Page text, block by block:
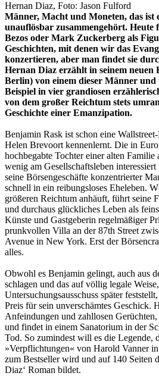
Hernan Diaz, Foto: Jason Fulford
Männer, Macht und Moneten, das ist
unauflösbar zusammengehört.
Bezos oder Mark Zuckerberg als
Geschichten, mit denen wir das
konzertieren, aber man findet sie
Hernan Diaz erzählt in seinem neuen
Berlin) von einem dieser Männer
Beispiel in vier grandiosen
von dem großer Reichtum stets
Geschichte einer Emanzipation.
Benjamin Rask ist schon eine
Helen Brevoort kennenlernt. Die in
hochbegabte Tochter einer alten Familie
wenig am Gesellschaftsleben
seine Börsengeschäfte konzentrierter
schnell in ein reibungsloses Eheleben.
größeren Reichtum anhäuft, führt seine
und durchaus glückliches Leben als
Künste und Gastgeberin regelmäßiger
prunkvollen Villa an der 87th Street
Avenue in New York. Erst der
alles.
Obwohl es Benjamin gelingt, auch aus
schlagen und das auf völlig legale
Untersuchungsausschuss später
Preis für sein unverschämtes Geschick.
Anfeindungen und zahllosen
und findet in einem Sanatorium in der
Tod. So zumindest will es die Legende,
»Verpflichtungen« von Harold Vanner
zum Bestseller wird und auf 140 Seiten
Diaz‘ Roman bildet.